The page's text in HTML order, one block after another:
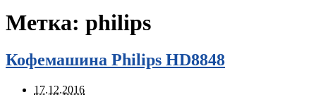
Метка: philips
Кофемашина Philips HD8848
17.12.2016